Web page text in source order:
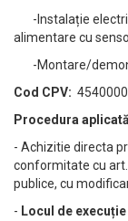
-Instalație
alimentare cu
-Montare/
Cod CPV:
Procedura aplicată
- Achizitie directa
conformitate cu
publice, cu
- Locul de